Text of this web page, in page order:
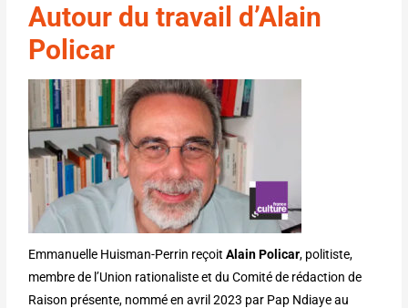
Autour du travail d’Alain
Policar
Emmanuelle Huisman-Perrin reçoitAlain Policar, politiste,
membre de l’Union rationaliste et du Comité de rédaction de
Raison présente, nommé en avril 2023 par Pap Ndiaye au